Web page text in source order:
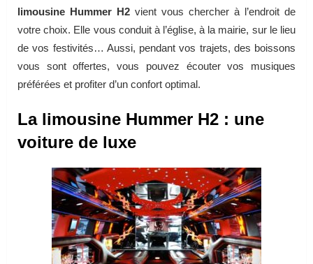
limousine Hummer H2 vient vous chercher à l’endroit de
votre choix. Elle vous conduit à l’église, à la mairie, sur le lieu
de vos festivités… Aussi, pendant vos trajets, des boissons
vous sont offertes, vous pouvez écouter vos musiques
préférées et profiter d’un confort optimal.
La limousine Hummer H2 : une
voiture de luxe